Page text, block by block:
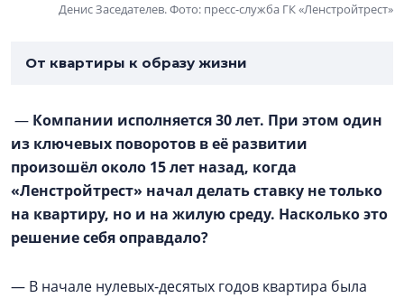
Денис Заседателев. Фото: пресс-служба ГК «Ленстройтрест»
От квартиры к образу жизни
— Компании исполняется 30 лет. При этом один
из ключевых поворотов в её развитии
произошёл около 15 лет назад, когда
«Ленстройтрест» начал делать ставку не только
на квартиру, но и на жилую среду. Насколько это
решение себя оправдало?
— В начале нулевых-десятых годов квартира была